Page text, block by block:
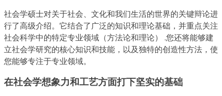
社会学硕士对关于社会、文化和我们生活的世界的关键辩论进
行了高级介绍。它结合了广泛的知识和理论基础，并重点关注
社会科学中的特定专业领域（方法论和理论） .您还将能够建
立社会学研究的核心知识和技能，以及独特的创造性方法，使
您能够专注于专业领域。
在社会学想象力和工艺方面打下坚实的基础